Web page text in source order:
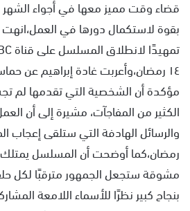
قضاء وقت مميز معها في أجواء الشهر
بقوة لاستكمال دورها في
١٤ رمضان،وأعربت غادة إبراهيم عن
مؤكدة أن الشخصية التي تقدمها لم
الكثير من المفاجآت، مشيرة إلى أن
والرسائل الهادفة التي ستلقى
رمضان،كما أوضحت أن المسلسل يمتلك
مشوقة ستجعل الجمهور مترقبًا لكل
بنجاح كبير نظرًا للأسماء اللامعة